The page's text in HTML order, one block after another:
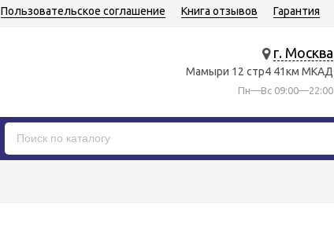
Пользовательское соглашение Книга отзывов Гарантия
г. Москва
Мамыри 12 стр4 41км МКАД
Пн—Вс 09:00—22:00